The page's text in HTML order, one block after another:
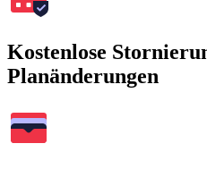
Kostenlose
Planänderungen